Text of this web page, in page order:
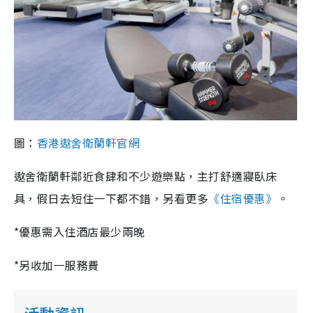
圖： 香港遨舍衛蘭軒官網
遨舍衛蘭軒鄰近食肆和不少遊樂點，主打舒適寢臥床
具，假日去短住一下都不錯，另看更多 《住宿優惠》 。
*優惠需入住酒店最少兩晚
*另收加一服務費